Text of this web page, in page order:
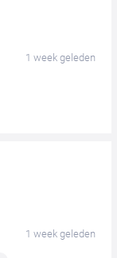
1 week geleden
1 week geleden